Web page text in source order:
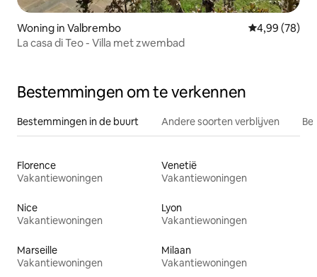
Woning in Valbrembo Gemiddelde
4,99 (78)
La casa di Teo - Villa met zwembad
Bestemmingen om te verkennen
Bestemmingen in de buurt Andere soorten verblijven
Florence
Vakantiewoningen
Venetië
Vakantiewoningen
Nice
Vakantiewoningen
Lyon
Vakantiewoningen
Marseille
Vakantiewoningen
Milaan
Vakantiewoningen